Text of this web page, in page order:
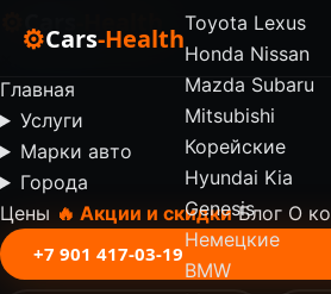
⚙Cars-HealthToyota Lexus
Honda Nissan
Mazda Subaru
Mitsubishi
Корейские
Hyundai Kia
Genesis
Немецкие
BMW
Cars -Health
Главная
Услуги
Марки авто
Города
Цены 🔥 Акции и скидки Блог О
+7 901 417-03-19